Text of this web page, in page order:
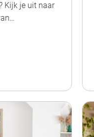
Kijk je uit naar